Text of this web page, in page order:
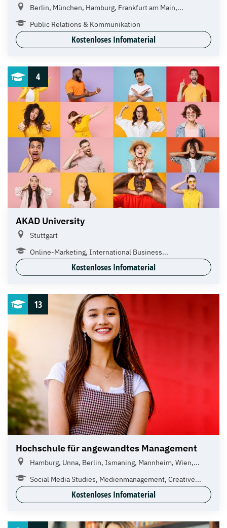
Berlin, München, Hamburg, Frankfurt am Main,...
Public Relations & Kommunikation
Kostenloses Infomaterial
4
AKAD University
Stuttgart
Online-Marketing, International Business...
Kostenloses Infomaterial
13
Hochschule für angewandtes Management
Hamburg, Unna, Berlin, Ismaning, Mannheim, Wien,...
Social Media Studies, Medienmanagement, Creative...
Kostenloses Infomaterial